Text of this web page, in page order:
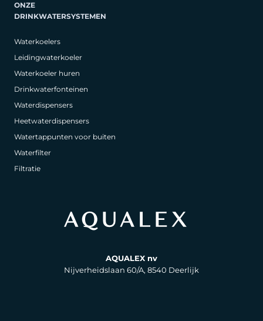
ONZE
DRINKWATERSYSTEMEN
Waterkoelers
Leidingwaterkoeler
Waterkoeler huren
Drinkwaterfonteinen
Waterdispensers
Heetwaterdispensers
Watertappunten voor buiten
Waterfilter
Filtratie
AQUALEX nv
Nijverheidslaan 60/A, 8540 Deerlijk